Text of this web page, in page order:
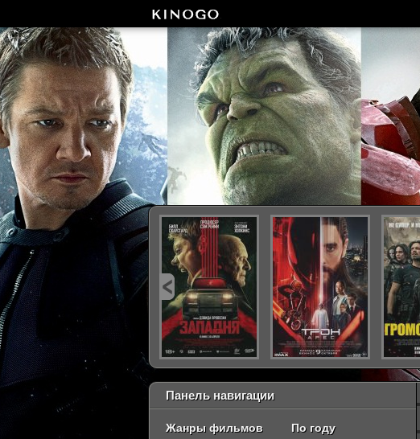
Панель навигации
Жанры фильмов По году